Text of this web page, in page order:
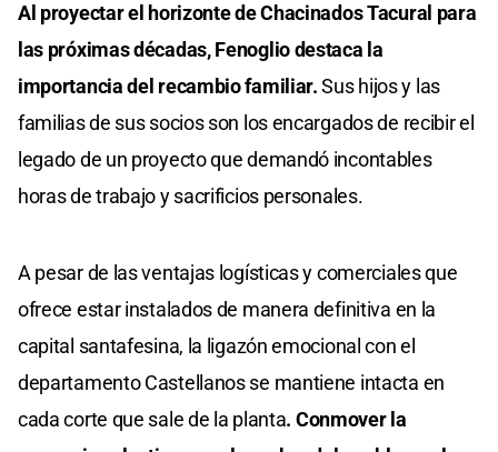
Al proyectar el horizonte de Chacinados Tacural para
las próximas décadas, Fenoglio destaca la
importancia del recambio familiar.Sus hijos y las
familias de sus socios son los encargados de recibir el
legado de un proyecto que demandó incontables
horas de trabajo y sacrificios personales.
A pesar de las ventajas logísticas y comerciales que
ofrece estar instalados de manera definitiva en la
capital santafesina, la ligazón emocional con el
departamento Castellanos se mantiene intacta en
cada corte que sale de la planta. Conmover la